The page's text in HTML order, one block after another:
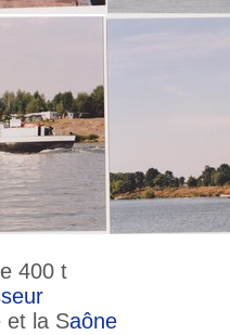
400 t
et la Saône